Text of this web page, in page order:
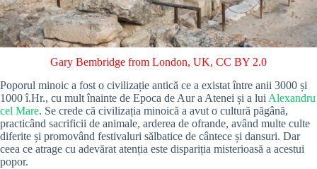
Gary Bembridge from London, UK, CC BY 2.0
Poporul minoic a fost o civilizație antică ce a existat între anii 3000 și
1000 î.Hr., cu mult înainte de Epoca de Aur a Atenei și a lui Alexandru
cel Mare. Se crede că civilizația minoică a avut o cultură păgână,
practicând sacrificii de animale, arderea de ofrande, având multe culte
diferite și promovând festivaluri sălbatice de cântece și dansuri. Dar
ceea ce atrage cu adevărat atenția este dispariția misterioasă a acestui
popor.